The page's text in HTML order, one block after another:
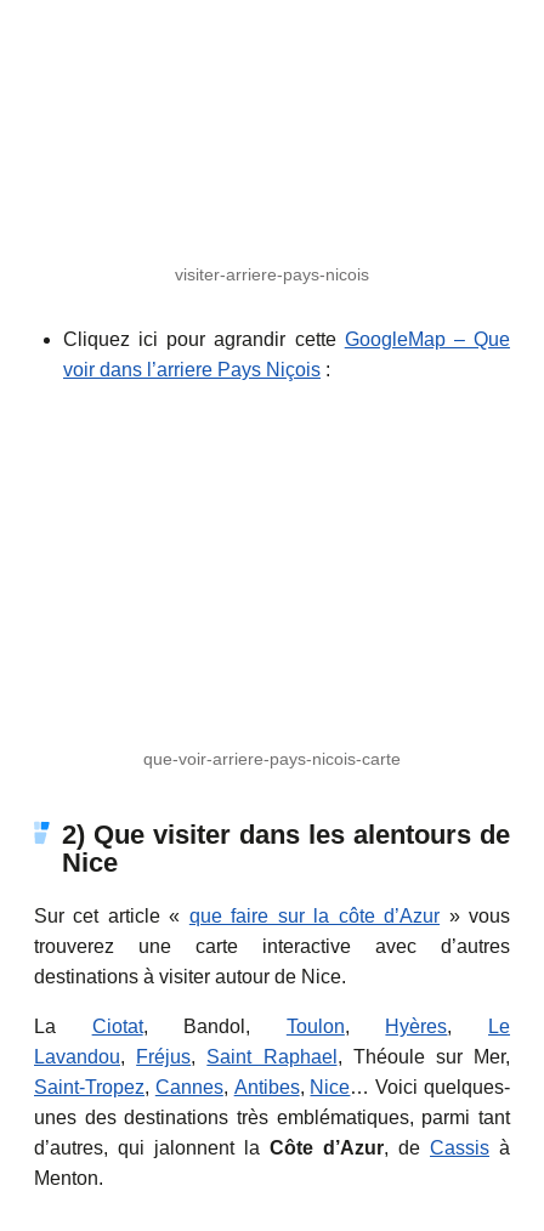
visiter-arriere-pays-nicois
Cliquez ici pour agrandir cette GoogleMap – Que
voir dans l’arriere Pays Niçois :
que-voir-arriere-pays-nicois-carte
2) Que visiter dans les alentours de
Nice
Sur cet article « que faire sur la côte d’Azur » vous
trouverez une carte interactive avec d’autres
destinations à visiter autour de Nice.
La Ciotat, Bandol, Toulon, Hyères,
Le
Lavandou, Fréjus, Saint Raphael , Théoule sur Mer,
Saint-Tropez, Cannes, Antibes, Nice… Voici quelques-
unes des destinations très emblématiques, parmi tant
d’autres, qui jalonnent la Côte d’Azur, de Cassis à
Menton.